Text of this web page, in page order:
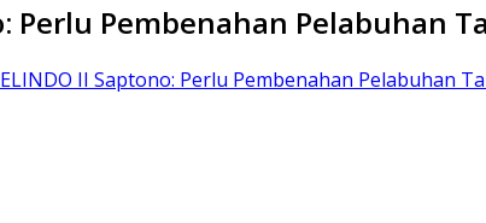
Perlu Pembenahan Pelabuhan
II Saptono: Perlu Pembenahan Pelabuhan